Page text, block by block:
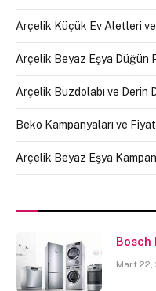
Arçelik Küçük Ev Aletleri
Arçelik Beyaz Eşya Düğün
Arçelik Buzdolabı ve Derin
Beko Kampanyaları ve
Arçelik Beyaz Eşya
Bosch
Mart 22,